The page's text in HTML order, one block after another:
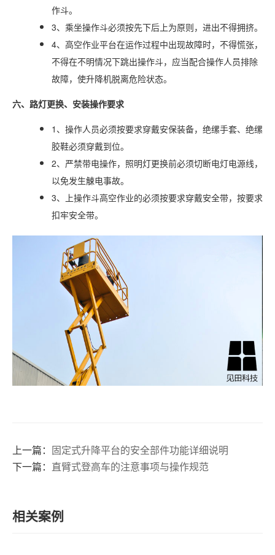
作斗。
3、乘坐操作斗必须按先下后上为原则，进出不得拥挤。
4、高空作业平台在运作过程中出现故障时，不得慌张，
不得在不明情况下跳出操作斗，应当配合操作人员排除
故障，使升降机脱离危险状态。
六、路灯更换、安装操作要求
1、操作人员必须按要求穿戴安保装备，绝缧手套、绝缧
胶鞋必须穿戴到位。
2、严禁带电操作，照明灯更换前必须切断电灯电源线，
以免发生觫电事故。
3、上操作斗高空作业的必须按要求穿戴安全带，按要求
扣牢安全带。
上一篇： 固定式升降平台的安全部件功能详细说明
下一篇： 直臂式登高车的注意事项与操作规范
相关案例